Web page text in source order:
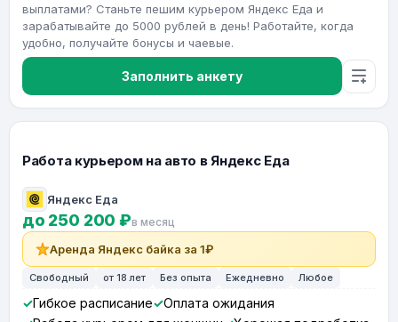
выплатами? Станьте пешим курьером Яндекс Еда и
зарабатывайте до 5000 рублей в день! Работайте, когда
удобно, получайте бонусы и чаевые.
Заполнить анкету
Работа курьером на авто в Яндекс Еда
Яндекс Еда
до 250 200 ₽в месяц
Аренда Яндекс байка за 1₽
Свободный от 18 лет Без опыта Ежедневно Любое
Гибкое расписание
Оплата ожидания